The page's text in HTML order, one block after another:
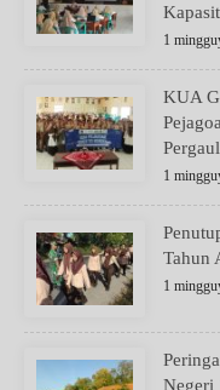
1
KUA
1
Tahun
1
Negeri